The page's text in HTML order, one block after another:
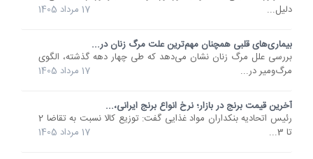
دلیل...
17 مرداد 1405
بیماری‌های قلبی همچنان مهم‌ترین علت مرگ زنان در...
بررسی علل مرگ زنان نشان می‌دهد که طی چهار دهه گذشته، الگوی
مرگ‌ومیر در...
17 مرداد 1405
آخرین قیمت برنج در بازار؛ نرخ انواع برنج ایرانی،...
رئیس اتحادیه بنکداران مواد غذایی گفت: توزیع کالا نسبت به تقاضا 2
تا 3...
17 مرداد 1405